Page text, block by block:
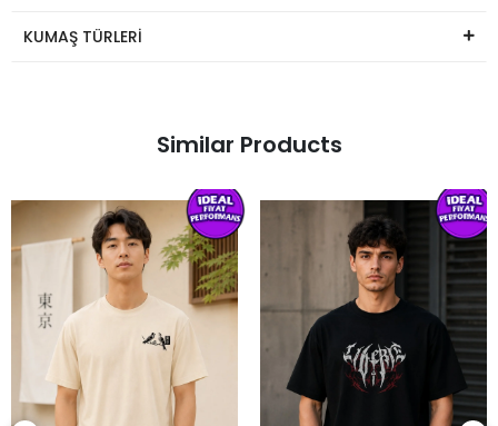
KUMAŞ TÜRLERİ
Similar Products